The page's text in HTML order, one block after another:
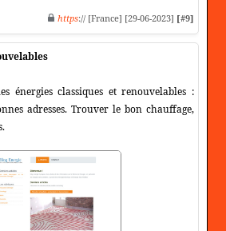
https:// [France] [29-06-2023] [#9]
énergies classiques et renouvelables :
adresses. Trouver le bon chauffage,